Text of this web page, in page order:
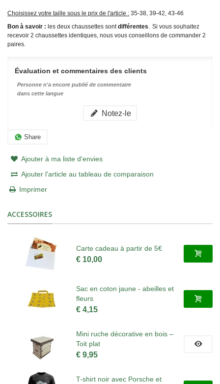
Choisissez votre taille sous le prix de l'article : 35-38, 39-42, 43-46
Bon à savoir : les deux chaussettes sontdifférentes. Si vous souhaitez
recevoir 2 chaussettes identiques, nous vous conseillons de commander 2
paires.
Évaluation et commentaires des clients
Personne n'a encore publié de commentaire
dans cette langue
Notez-le
Share
Ajouter à ma liste d'envies
Ajouter l'article au tableau de comparaison
Imprimer
ACCESSOIRES
Carte cadeau à partir de 5€
€ 10,00
Sac en coton jaune - abeilles et
fleurs
€ 4,15
Mini ruche décorative en bois –
Toit plat
€ 9,95
T-shirt noir avec Porsche et